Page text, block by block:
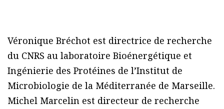
Véronique Bréchot est directrice de recherche
du CNRS au laboratoire Bioénergétique et
Ingénierie des Protéines de l’Institut de
Microbiologie de la Méditerranée de Marseille.
Michel Marcelin est directeur de recherche